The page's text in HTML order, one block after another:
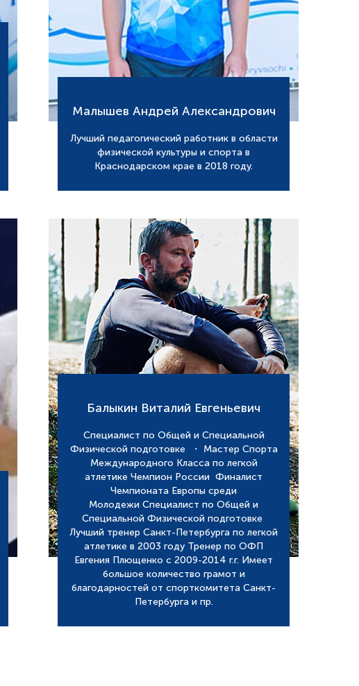
Малышев Андрей Александрович
Лучший педагогический работник в области
физической культуры и спорта в
Краснодарском крае в 2018 году.
Балыкин Виталий Евгеньевич
Специалист по Общей и Специальной
Физической подготовке ・ Мастер Спорта
Международного Класса по легкой
атлетике Чемпион России Финалист
Чемпионата Европы среди
Молодежи Специалист по Общей и
Специальной Физической подготовке
Лучший тренер Санкт-Петербурга по легкой
атлетике в 2003 году Тренер по ОФП
Евгения Плющенко с 2009-2014 г.г. Имеет
большое количество грамот и
благодарностей от спорткомитета Санкт-
Петербурга и пр.